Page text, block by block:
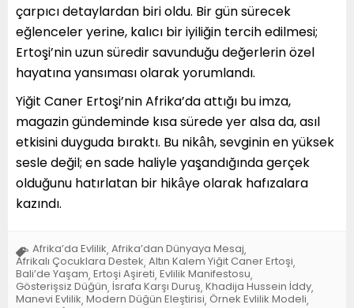
çarpıcı detaylardan biri oldu. Bir gün sürecek
eğlenceler yerine, kalıcı bir iyiliğin tercih edilmesi;
Ertoşi’nin uzun süredir savunduğu değerlerin özel
hayatına yansıması olarak yorumlandı.
Yiğit Caner Ertoşi’nin Afrika’da attığı bu imza,
magazin gündeminde kısa sürede yer alsa da, asıl
etkisini duyguda bıraktı. Bu nikâh, sevginin en yüksek
sesle değil; en sade haliyle yaşandığında gerçek
olduğunu hatırlatan bir hikâye olarak hafızalara
kazındı.
Afrika’da Evlilik, Afrika’dan Dünyaya Mesaj,
Afrikalı Çocuklara Destek, Altın Kalem Yiğit Caner Ertoşi,
Bali’de Yaşam, Ertoşi Aşireti, Evlilik Manifestosu,
Gösterişsiz Düğün, İsrafa Karşı Duruş, Khadija Hussein İddy,
Manevi Evlilik, Modern Düğün Eleştirisi, Örnek Evlilik Modeli,